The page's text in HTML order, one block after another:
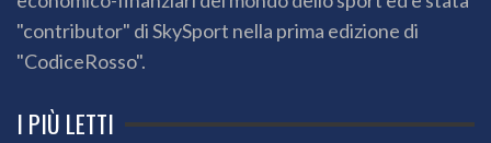
"contributor" di SkySport nella prima edizione di
"CodiceRosso".
I PIÙ LETTI